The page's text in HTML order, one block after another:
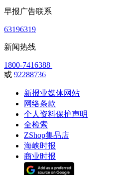
早报广告联系
63196319
新闻热线
1800-7416388
或 92288736
新报业媒体网站
网络条款
个人资料保护声明
全检索
ZShop集品店
海峡时报
商业时报